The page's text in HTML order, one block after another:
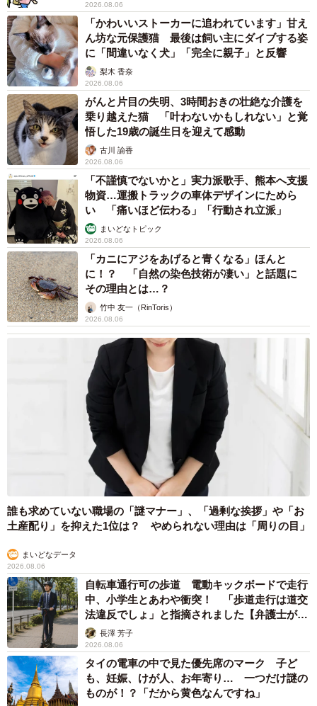
2026.08.06
「かわいいストーカーに追われています」甘え
ん坊な元保護猫 最後は飼い主にダイブする姿
に「間違いなく犬」「完全に親子」と反響
梨木 香奈
2026.08.06
がんと片目の失明、3時間おきの壮絶な介護を
乗り越えた猫 「叶わないかもしれない」と覚
悟した19歳の誕生日を迎えて感動
古川 諭香
2026.08.06
「不謹慎でないかと」実力派歌手、熊本へ支援
物資…運搬トラックの車体デザインにためら
い 「痛いほど伝わる」「行動され立派」
まいどなトピック
2026.08.06
「カニにアジをあげると青くなる」ほんと
に！？ 「自然の染色技術が凄い」と話題に
その理由とは…？
竹中 友一（RinToris）
2026.08.06
誰も求めていない職場の「謎マナー」、「過剰な挨拶」や「お
土産配り」を抑えた1位は？ やめられない理由は「周りの目」
まいどなデータ
2026.08.06
自転車通行可の歩道 電動キックボードで走行
中、小学生とあわや衝突！ 「歩道走行は道交
法違反でしょ」と指摘されました【弁護士が解
説】長澤 芳子
2026.08.06
タイの電車の中で見た優先席のマーク 子ど
も、妊娠、けが人、お年寄り… 一つだけ謎の
ものが！？「だから黄色なんですね」